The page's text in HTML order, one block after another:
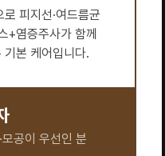
피지선·여드름균
+염증주사가 함께
본 케어입니다.
공이 우선인 분